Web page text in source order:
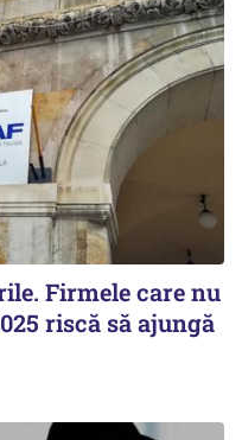
Firmele care nu
riscă să ajungă